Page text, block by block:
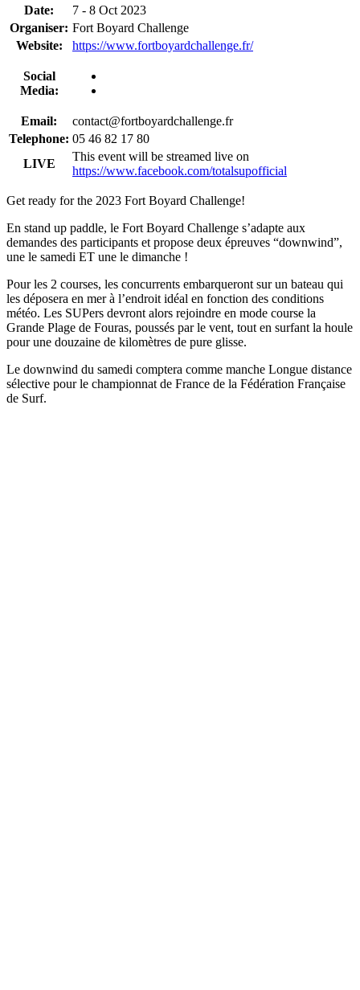
Date:
7 - 8 Oct 2023
Organiser: Fort Boyard Challenge
Website:
https://www.fortboyardchallenge.fr/
Social
Media:
Email:
contact@fortboyardchallenge.fr
Telephone: 05 46 82 17 80
LIVE
This event will be streamed live on
https://www.facebook.com/totalsupofficial
Get ready for the 2023 Fort Boyard Challenge!
En stand up paddle, le Fort Boyard Challenge s’adapte aux
demandes des participants et propose deux épreuves “downwind”,
une le samedi ET une le dimanche !
Pour les 2 courses, les concurrents embarqueront sur un bateau qui
les déposera en mer à l’endroit idéal en fonction des conditions
météo. Les SUPers devront alors rejoindre en mode course la
Grande Plage de Fouras, poussés par le vent, tout en surfant la houle
pour une douzaine de kilomètres de pure glisse.
Le downwind du samedi comptera comme manche Longue distance
sélective pour le championnat de France de la Fédération Française
de Surf.